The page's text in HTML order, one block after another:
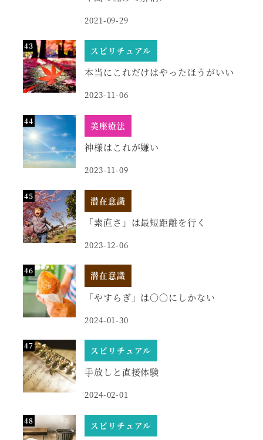
2021-09-29
スピリチュアル
本当にこれだけはやったほうがいい
2023-11-06
美座療法
神様はこれが嫌い
2023-11-09
潜在意識
「素直さ」は最短距離を行く
2023-12-06
潜在意識
「やすらぎ」は○○にしかない
2024-01-30
スピリチュアル
手放しと直接体験
2024-02-01
スピリチュアル